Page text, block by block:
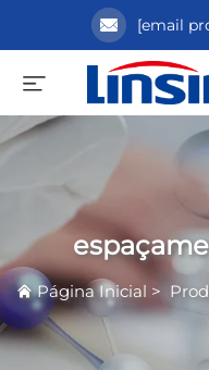
[email
Página Inicial >